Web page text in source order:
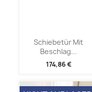
Schiebetür Mit
Beschlag...
174,86 €